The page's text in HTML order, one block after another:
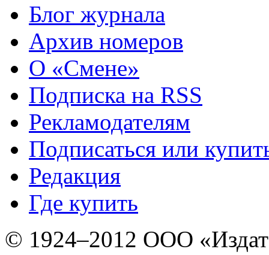
Блог журнала
Архив номеров
О «Смене»
Подписка на RSS
Рекламодателям
Подписаться или
Редакция
Где купить
© 1924–2012 ООО